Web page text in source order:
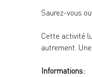
Saurez-vous
Cette activité
autrement.
Informations: